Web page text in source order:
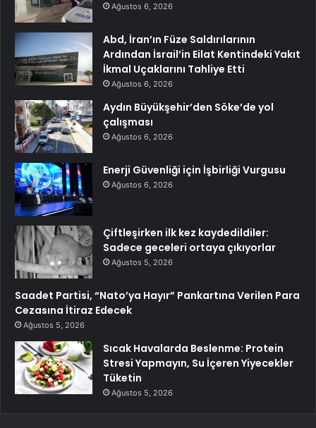
Ağustos 6, 2026
Abd, İran’ın Füze Saldırılarının
Ardından İsrail’in Eilat Kentindeki Yakıt
İkmal Uçaklarını Tahliye Etti
Ağustos 6, 2026
Aydın Büyükşehir’den Söke’de yol
çalışması
Ağustos 6, 2026
Enerji Güvenliği için İşbirliği Vurgusu
Ağustos 6, 2026
Çiftleşirken ilk kez kaydedildiler:
Sadece geceleri ortaya çıkıyorlar
Ağustos 5, 2026
Saadet Partisi, “Nato’ya Hayır” Pankartına Verilen Para
Cezasına İtiraz Edecek
Ağustos 5, 2026
Sıcak Havalarda Beslenme: Protein
Stresi Yapmayın, Su İçeren Yiyecekler
Tüketin
Ağustos 5, 2026